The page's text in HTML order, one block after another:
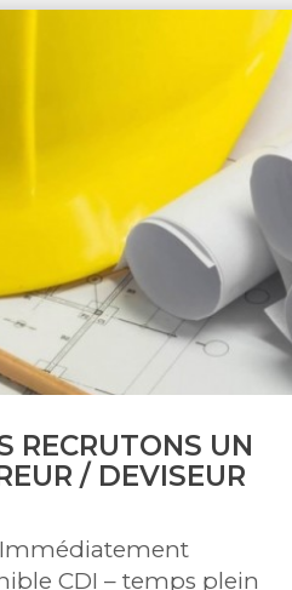
RECHERCHE
ZINGUEUR (H/F)
COMPLÉTER
ÉQUIPE
Poste